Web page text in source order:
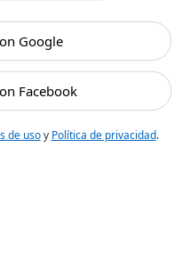
Google
Facebook
de usoy Política de privacidad.